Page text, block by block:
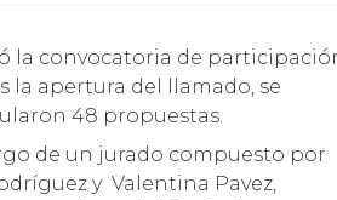
la apertura del llamado, se
48 propuestas.
de un jurado compuesto por
y Valentina Pavez,